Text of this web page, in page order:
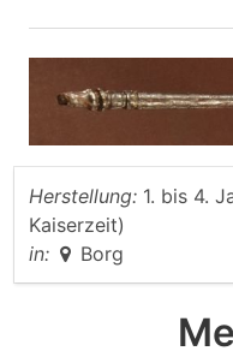
Herstellung: 1. bis 4.
Kaiserzeit)
in:
Borg